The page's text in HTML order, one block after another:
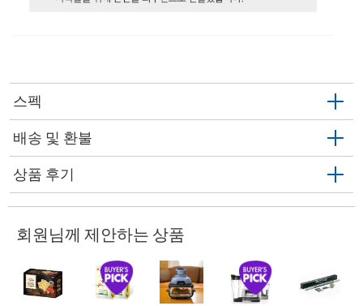
스펙
배송 및 환불
상품 후기
회원님께 제안하는 상품